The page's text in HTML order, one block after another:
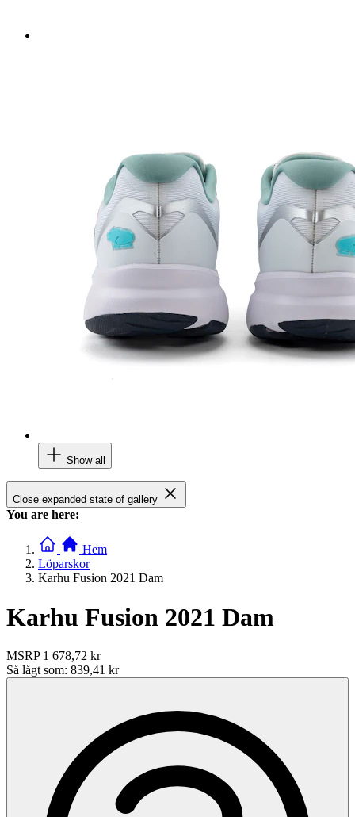
Show all
Close expanded state of gallery
You are here:
Hem
Löparskor
Karhu Fusion 2021 Dam
Karhu Fusion 2021 Dam
MSRP 1 678,72 kr
Så lågt som: 839,41 kr